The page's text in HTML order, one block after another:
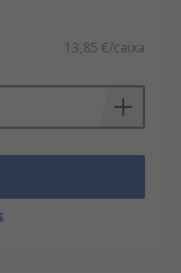
13,85 €/caixa